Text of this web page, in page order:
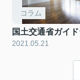
コラム
国土交通省ガイ
2021.05.21